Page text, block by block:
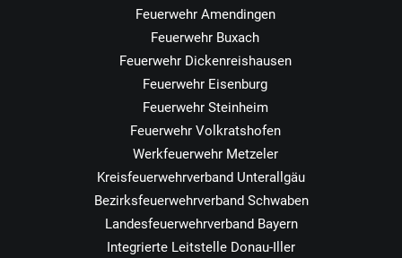
Feuerwehr Amendingen
Feuerwehr Buxach
Feuerwehr Dickenreishausen
Feuerwehr Eisenburg
Feuerwehr Steinheim
Feuerwehr Volkratshofen
Werkfeuerwehr Metzeler
Kreisfeuerwehrverband Unterallgäu
Bezirksfeuerwehrverband Schwaben
Landesfeuerwehrverband Bayern
Integrierte Leitstelle Donau-Iller